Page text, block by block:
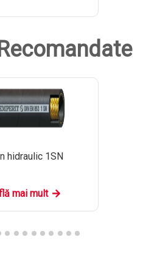
hidraulic 1SN
mai mult